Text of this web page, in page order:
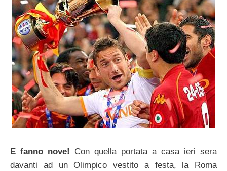
E fanno nove!
Con quella portata a casa ieri sera
davanti ad un Olimpico vestito a festa, la Roma